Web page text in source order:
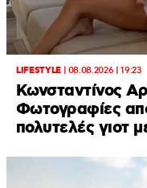
LIFESTYLE| 08.08.2026 | 19:23
Κωνσταντίνος
Φωτογραφίες
πολυτελές γιοτ